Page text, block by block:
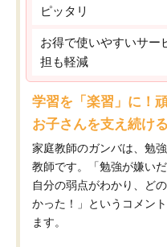
ピッタリ
お得で使いやすいサー
担も軽減
学習を「楽習」に！
お子さんを支え続け
家庭教師のガンバは、勉
教師です。「勉強が嫌い
自分の弱点がわかり、ど
かった！」というコメン
ます。